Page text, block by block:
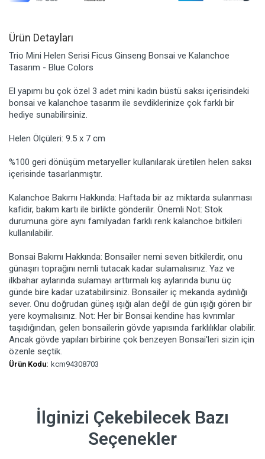
Ürün Detayları
Trio Mini Helen Serisi Ficus Ginseng Bonsai ve Kalanchoe
Tasarım - Blue Colors
El yapımı bu çok özel 3 adet mini kadın büstü saksı içerisindeki
bonsai ve kalanchoe tasarım ile sevdiklerinize çok farklı bir
hediye sunabilirsiniz.
Helen Ölçüleri: 9.5 x 7 cm
%100 geri dönüşüm metaryeller kullanılarak üretilen helen saksı
içerisinde tasarlanmıştır.
Kalanchoe Bakımı Hakkında: Haftada bir az miktarda sulanması
kafidir, bakım kartı ile birlikte gönderilir. Önemli Not: Stok
durumuna göre aynı familyadan farklı renk kalanchoe bitkileri
kullanılabilir.
Bonsai Bakımı Hakkında: Bonsailer nemi seven bitkilerdir, onu
günaşırı toprağını nemli tutacak kadar sulamalısınız. Yaz ve
ilkbahar aylarında sulamayı arttırmalı kış aylarında bunu üç
günde bire kadar uzatabilirsiniz. Bonsailer iç mekanda aydınlığı
sever. Onu doğrudan güneş ışığı alan değil de gün ışığı gören bir
yere koymalısınız. Not: Her bir Bonsai kendine has kıvrımlar
taşıdığından, gelen bonsailerin gövde yapısında farklılıklar olabilir.
Ancak gövde yapıları birbirine çok benzeyen Bonsai'leri sizin için
özenle seçtik.
Ürün Kodu: kcm94308703
İlginizi Çekebilecek Bazı
Seçenekler